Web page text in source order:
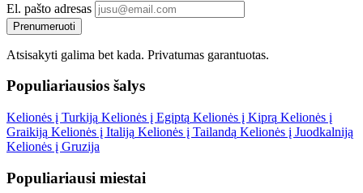
El. pašto adresas
Prenumeruoti
Atsisakyti galima bet kada. Privatumas garantuotas.
Populiariausios šalys
Kelionės į Turkiją Kelionės į Egiptą Kelionės į Kiprą Kelionės į
Graikiją Kelionės į Italiją Kelionės į Tailandą Kelionės į Juodkalniją
Kelionės į Gruzija
Populiariausi miestai